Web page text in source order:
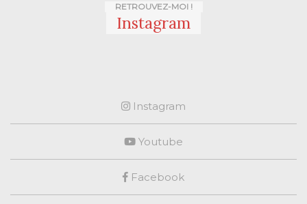
RETROUVEZ-MOI !
Instagram
Instagram
Youtube
Facebook